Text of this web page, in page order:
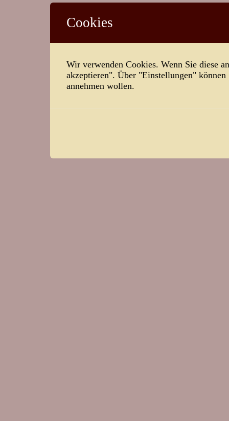
Cookies
Wir verwenden Cookies. Wenn Sie diese
akzeptieren". Über "Einstellungen"
annehmen wollen.